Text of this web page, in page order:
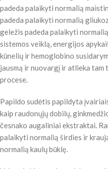
padeda palaikyti normalią
padeda palaikyti normalią
geležis padeda palaikyti
sistemos veiklą, energijos
kūnelių ir hemoglobino
jausmą ir nuovargį ir atlieka
procese.
Papildo sudėtis papildyta
kaip raudonųjų dobilų,
česnako augaliniai ekstraktai.
palaikyti normalią širdies ir
normalią kaulų būklę.